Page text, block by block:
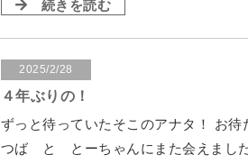
続きを読む
2025/2/28
４年ぶりの！
ずっと待っていたそこのアナタ！ お
つば と とーちゃんにまた会えまし